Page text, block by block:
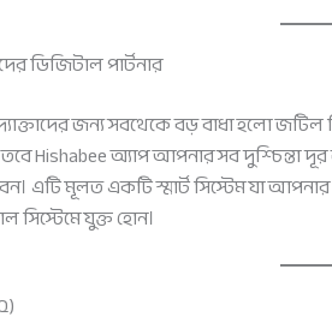
ডিজিটাল পার্টনার
জন্য সবথেকে বড় বাধা হলো
তবে Hishabee অ্যাপ আপনার সব
এটি মূলত একটি স্মার্ট সিস্টেম যা
যুক্ত হোন।